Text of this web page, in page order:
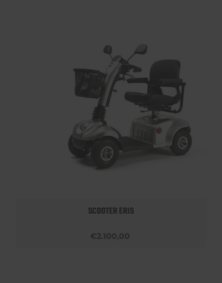
SCOOTER ERIS
€2.100,00